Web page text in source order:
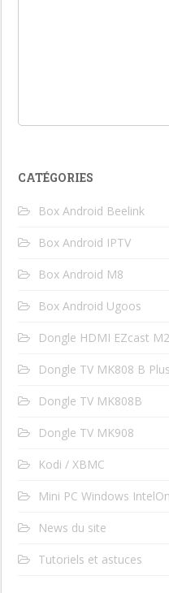
CATÉGORIES
Box Android Beelink
Box Android IPTV
Box Android M8
Box Android Ugoos
Dongle HDMI EZcast M2
Dongle TV MK808 B Plus
Dongle TV MK808B
Dongle TV MK908
Kodi / XBMC
Mini PC Windows
News du site
Tutoriels et astuces